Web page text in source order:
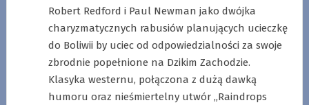
Robert Redford i Paul Newman jako dwójka
charyzmatycznych rabusiów planujących ucieczkę
do Boliwii by uciec od odpowiedzialności za swoje
zbrodnie popełnione na Dzikim Zachodzie.
Klasyka westernu, połączona z dużą dawką
humoru oraz nieśmiertelny utwór „Raindrops